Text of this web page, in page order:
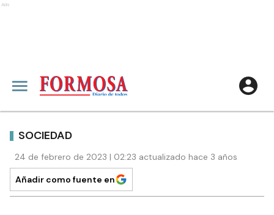
Ads
SOCIEDAD
24 de febrero de 2023 | 02:23 actualizado hace 3 años
Añadir como fuente en